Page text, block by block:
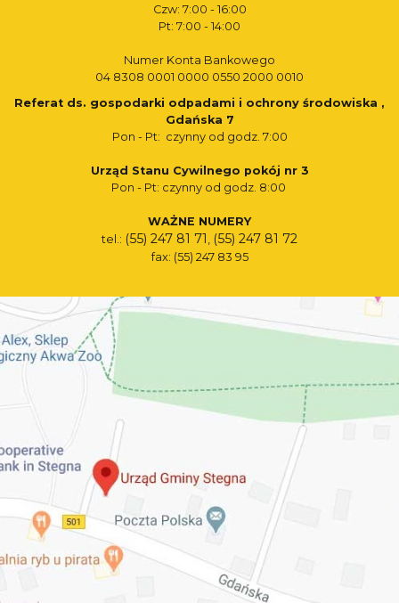
Czw: 7:00 - 16:00
Pt: 7:00 - 14:00
Numer Konta Bankowego
04 8308 0001 0000 0550 2000 0010
Referat ds. gospodarki odpadami i ochrony środowiska ,
Gdańska 7
Pon - Pt: czynny od godz. 7:00
Urząd Stanu Cywilnego pokój nr 3
Pon - Pt: czynny od godz. 8:00
WAŻNE NUMERY
tel.: (55) 247 81 71 , (55) 247 81 72
fax: (55) 247 83 95